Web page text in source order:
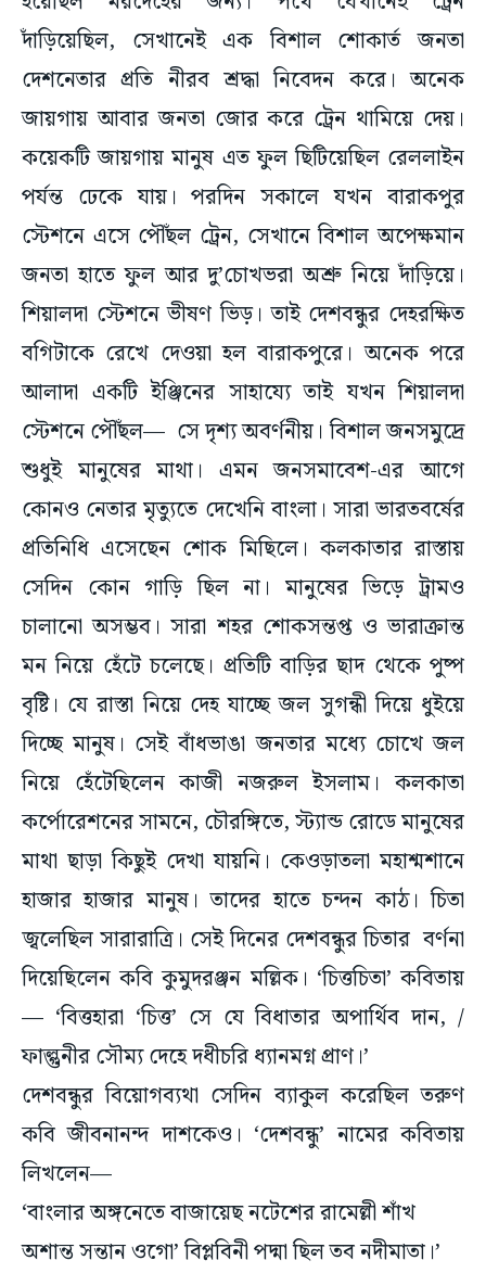
দাঁড়িয়েছিল, সেখানেই এক বিশাল শোকার্ত জনতা
দেশনেতার প্রতি নীরব শ্রদ্ধা নিবেদন করে। অনেক
জায়গায় আবার জনতা জোর করে ট্রেন থামিয়ে দেয়।
কয়েকটি জায়গায় মানুষ এত ফুল ছিটিয়েছিল রেললাইন
পর্যন্ত ঢেকে যায়। পরদিন সকালে যখন বারাকপুর
স্টেশনে এসে পৌঁছল ট্রেন, সেখানে বিশাল অপেক্ষমান
জনতা হাতে ফুল আর দু’চোখভরা অশ্রু নিয়ে দাঁড়িয়ে।
শিয়ালদা স্টেশনে ভীষণ ভিড়। তাই দেশবন্ধুর দেহরক্ষিত
বগিটাকে রেখে দেওয়া হল বারাকপুরে। অনেক পরে
আলাদা একটি ইঞ্জিনের সাহায্যে তাই যখন শিয়ালদা
স্টেশনে পৌঁছল— সে দৃশ্য অবর্ণনীয়। বিশাল জনসমুদ্রে
শুধুই মানুষের মাথা। এমন জনসমাবেশ-এর আগে
কোনও নেতার মৃত্যুতে দেখেনি বাংলা। সারা ভারতবর্ষের
প্রতিনিধি এসেছেন শোক মিছিলে। কলকাতার রাস্তায়
সেদিন কোন গাড়ি ছিল না। মানুষের ভিড়ে ট্রামও
চালানো অসম্ভব। সারা শহর শোকসন্তপ্ত ও ভারাক্রান্ত
মন নিয়ে হেঁটে চলেছে। প্রতিটি বাড়ির ছাদ থেকে পুষ্প
বৃষ্টি। যে রাস্তা নিয়ে দেহ যাচ্ছে জল সুগন্ধী দিয়ে ধুইয়ে
দিচ্ছে মানুষ। সেই বাঁধভাঙা জনতার মধ্যে চোখে জল
নিয়ে হেঁটেছিলেন কাজী নজরুল ইসলাম। কলকাতা
কর্পোরেশনের সামনে, চৌরঙ্গিতে, স্ট্যান্ড রোডে মানুষের
মাথা ছাড়া কিছুই দেখা যায়নি। কেওড়াতলা মহাশ্মশানে
হাজার হাজার মানুষ। তাদের হাতে চন্দন কাঠ। চিতা
জ্বলেছিল সারারাত্রি। সেই দিনের দেশবন্ধুর চিতার বর্ণনা
দিয়েছিলেন কবি কুমুদরঞ্জন মল্লিক। ‘চিত্তচিতা’ কবিতায়
— ‘বিত্তহারা ‘চিত্ত’ সে যে বিধাতার অপার্থিব দান, /
ফাল্গুনীর সৌম্য দেহে দধীচরি ধ্যানমগ্ন প্রাণ।’
দেশবন্ধুর বিয়োগব্যথা সেদিন ব্যাকুল করেছিল তরুণ
কবি জীবনানন্দ দাশকেও। ‘দেশবন্ধু’ নামের কবিতায়
লিখলেন—
‘বাংলার অঙ্গনেতে বাজায়েছ নটেশের রামেল্লী শাঁখ
অশান্ত সন্তান ওগো’ বিপ্লবিনী পদ্মা ছিল তব নদীমাতা।’